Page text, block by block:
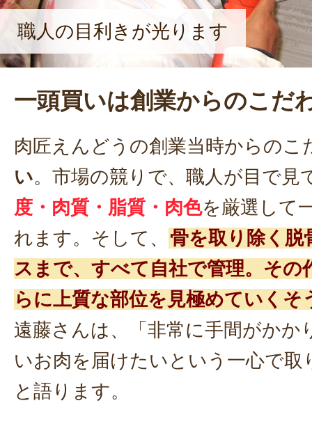
職人の目利きが光ります
一頭買いは創業からのこだ
肉匠えんどうの創業当時からのこ
い。市場の競りで、職人が目で見
度・肉質・脂質・肉色を厳選して
れます。そして、 骨を取り除く脱
スまで、すべて自社で管理。その
らに上質な部位を見極めていくそ
遠藤さんは、「非常に手間がかか
いお肉を届けたいという一心で取
と語ります。